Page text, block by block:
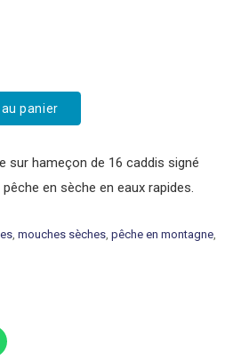
panier
sur hameçon de 16 caddis signé
en sèche en eaux rapides.
, mouches sèches, pêche en montagne,